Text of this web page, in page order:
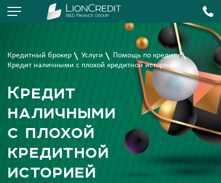
Кредитный брокер Услуги
Помощь по кредиту
Кредит наличными с плохой кредитной историей
Кредит
наличными
с плохой
кредитной
историей